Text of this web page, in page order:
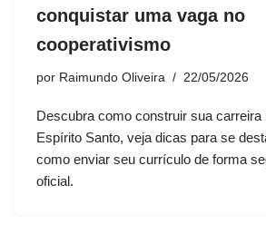
conquistar uma vaga no
cooperativismo
por Raimundo Oliveira 22/05/2026
Descubra como construir sua carreira
Espírito Santo, veja dicas para se
como enviar seu currículo de forma
oficial.